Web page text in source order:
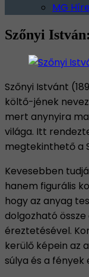
MG
Szőnyi
Szőnyi Istvánt
költő-jének
mert anynyira
világa. Itt
megtekinthető a
Kevesebben
hanem figurális
hogy az anyag
dolgozható
éreztetésével.
kerülő képein az
súlya és a